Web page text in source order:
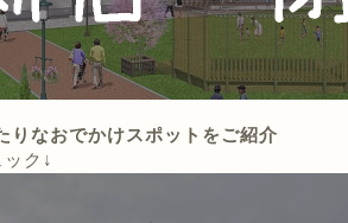
りなおでかけスポットをご紹介
ク↓